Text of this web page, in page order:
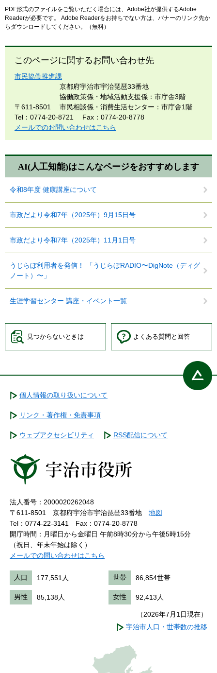
PDF形式のファイルをご覧いただく場合には、Adobe社が提供するAdobe
Readerが必要です。
Adobe Readerをお持ちでない方は、バナーのリンク先か
らダウンロードしてください。（無料）
このページに関するお問い合わせ先
市民協働推進課
〒611-8501
京都府宇治市宇治琵琶33番地
協働政策係・地域活動支援係：市庁舎3階
市民相談係・消費生活センター：市庁舎1階
Tel：0774-20-8721
Fax：0774-20-8778
メールでのお問い合わせはこちら
AI(人工知能)はこんなページをおすすめします
令和8年度 健康講座について
市政だより令和7年（2025年）9月15日号
市政だより令和7年（2025年）11月1日号
うじらぼ利用者を発信！ 「うじらぼRADIO〜DigNote（ディグ
ノート）〜」
生涯学習センター 講座・イベント一覧
見つからないときは よくある質問と回答
個人情報の取り扱いについて
リンク・著作権・免責事項
ウェブアクセシビリティ RSS配信について
法人番号：2000020262048
〒611-8501 京都府宇治市宇治琵琶33番地 地図
Tel：0774-22-3141
Fax：0774-20-8778
開庁時間：月曜日から金曜日 午前8時30分から午後5時15分
（祝日、年末年始は除く）
メールでの問い合わせはこちら
人口 177,551人 世帯 86,854世帯
男性 85,138人 女性 92,413人
（2026年7月1日現在）
宇治市人口・世帯数の推移